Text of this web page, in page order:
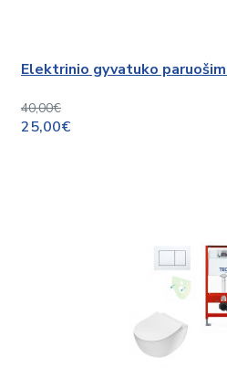
Elektrinio gyvatuko
40,00€
25,00€